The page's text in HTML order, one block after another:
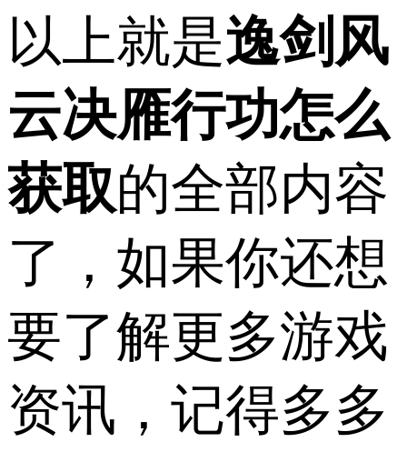
以上就是逸剑风
云决雁行功怎么
获取的全部内容
了，如果你还想
要了解更多游戏
资讯，记得多多